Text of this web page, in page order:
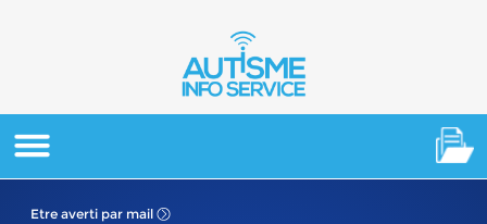
Etre averti par mail